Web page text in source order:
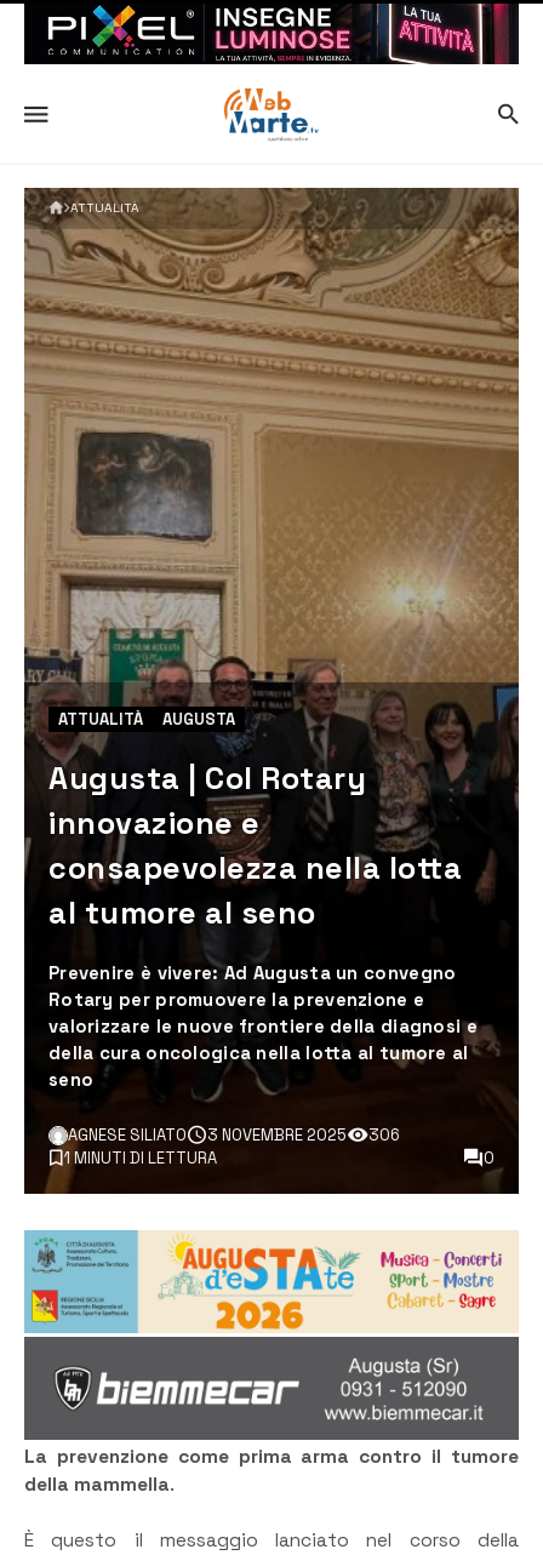
ATTUALITÀ
ATTUALITÀ AUGUSTA
Augusta | Col Rotary
innovazione e
consapevolezza nella lotta
al tumore al seno
Prevenire è vivere: Ad Augusta un convegno
Rotary per promuovere la prevenzione e
valorizzare le nuove frontiere della diagnosi e
della cura oncologica nella lotta al tumore al
seno
AGNESE SILIATO 3 NOVEMBRE 2025
306
1 MINUTI DI LETTURA
0
La prevenzione come prima arma contro il tumore
della mammella.
È questo il messaggio lanciato nel corso della